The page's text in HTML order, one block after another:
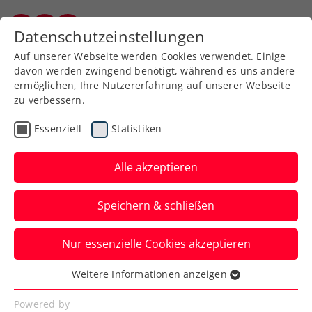
Zurück zur Newsübersicht
Turniere
Drei Jugendcircuit
presented by Babolat:
Nach dem 3. Turnier ist
vor dem 4. Turnier
Bei Österreichs wichtigster
Jugendturnierserie geht’s gleich mit dem
nächsten Halt weiter – in Linz und Wien.
Datenschutzeinstellungen
Auf unserer Webseite werden Cookies verwendet. Einige
davon werden zwingend benötigt, während es uns andere
ermöglichen, Ihre Nutzererfahrung auf unserer Webseite
zu verbessern.
Essenziell Statistiken
Alle akzeptieren
Speichern & schließen
Nur essenzielle Cookies akzeptieren
Essenziell
Essenzielle Cookies werden für grundlegende
Weitere Informationen anzeigen
Powered by